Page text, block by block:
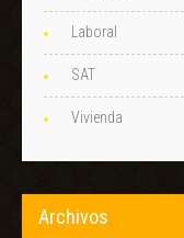
Laboral
SAT
Vivienda
Archivos